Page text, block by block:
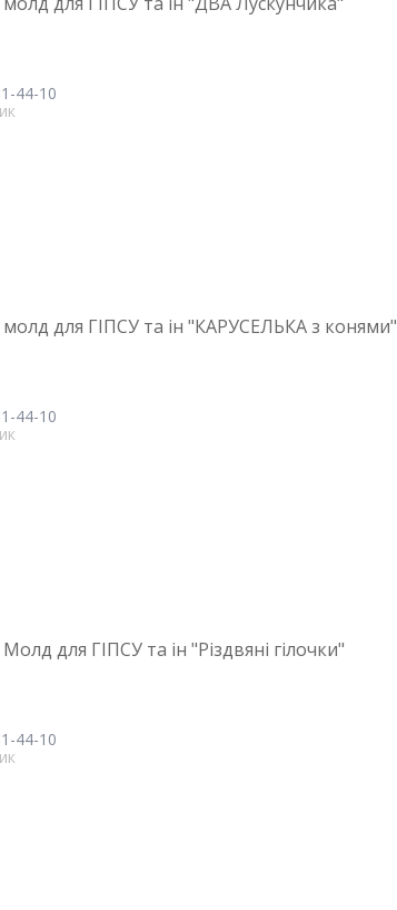
44-10
для ГІПСУ та ін "КАРУСЕЛЬКА з конями"
44-10
для ГІПСУ та ін "Різдвяні гілочки"
44-10